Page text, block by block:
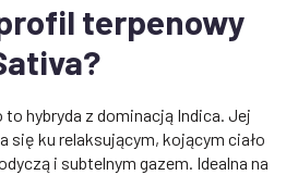
terpenowy
to hybryda z dominacją Indica. Jej
się ku relaksującym, kojącym ciało
i subtelnym gazem. Idealna na